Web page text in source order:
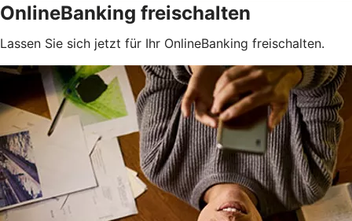
OnlineBanking freischalten
Lassen Sie sich jetzt für Ihr OnlineBanking freischalten.